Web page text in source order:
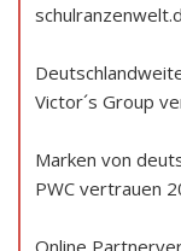
Victor´s Group
Marken von
PWC vertrauen